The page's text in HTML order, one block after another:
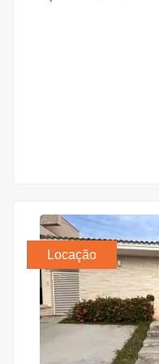
Locação